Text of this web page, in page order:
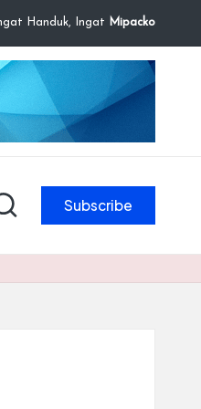
Handuk, Ingat Mipacko
Subscribe